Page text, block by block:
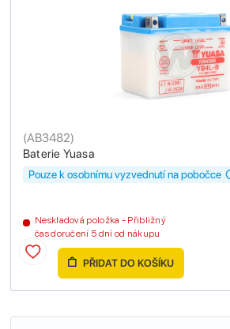
Baterie Yuasa
(AB3482)
Neskladová položka - Přibližný
čas doručení 5 dní od nákupu
Pouze k osobnímu vyzvednutí na pobočce
PŘIDAT DO KOŠÍKU